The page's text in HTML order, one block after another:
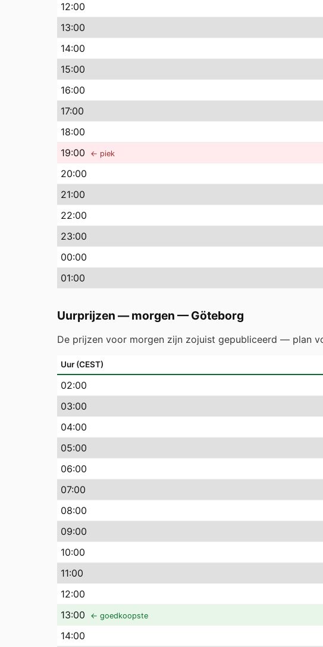
12:00
13:00
14:00
15:00
16:00
17:00
18:00
19:00 ← piek
20:00
21:00
22:00
23:00
00:00
01:00
Uurprijzen — morgen —Göteborg
De prijzen voor morgen zijn zojuist gepubliceerd — plan
Uur (CEST)
02:00
03:00
04:00
05:00
06:00
07:00
08:00
09:00
10:00
11:00
12:00
13:00 ← goedkoopste
14:00